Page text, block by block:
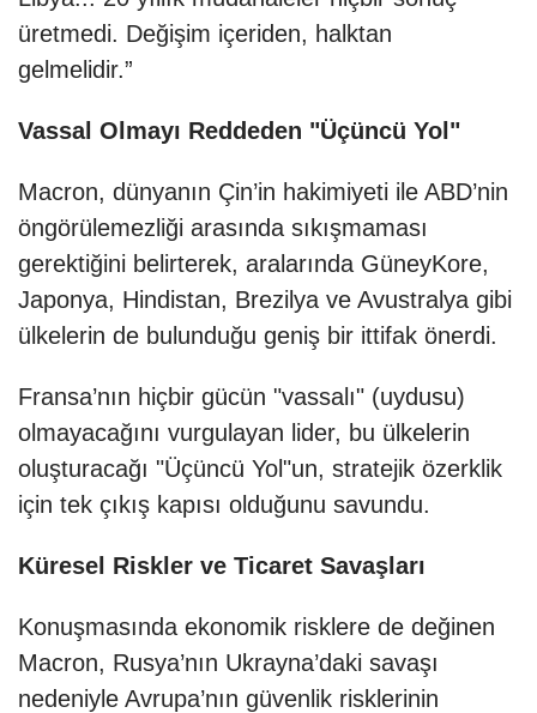
üretmedi. Değişim içeriden, halktan
gelmelidir.”
Vassal Olmayı Reddeden "Üçüncü Yol"
Macron, dünyanın Çin’in hakimiyeti ile ABD’nin
öngörülemezliği arasında sıkışmaması
gerektiğini belirterek, aralarında GüneyKore,
Japonya, Hindistan, Brezilya ve Avustralya gibi
ülkelerin de bulunduğu geniş bir ittifak önerdi.
Fransa’nın hiçbir gücün "vassalı" (uydusu)
olmayacağını vurgulayan lider, bu ülkelerin
oluşturacağı "Üçüncü Yol"un, stratejik özerklik
için tek çıkış kapısı olduğunu savundu.
Küresel Riskler ve Ticaret Savaşları
Konuşmasında ekonomik risklere de değinen
Macron, Rusya’nın Ukrayna’daki savaşı
nedeniyle Avrupa’nın güvenlik risklerinin